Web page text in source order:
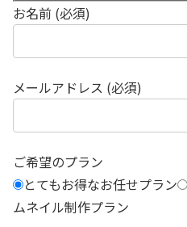
お名前 (必須)
メールアドレス (必須)
ご希望のプラン
とてもお得なお任せプラン
ムネイル制作プラン